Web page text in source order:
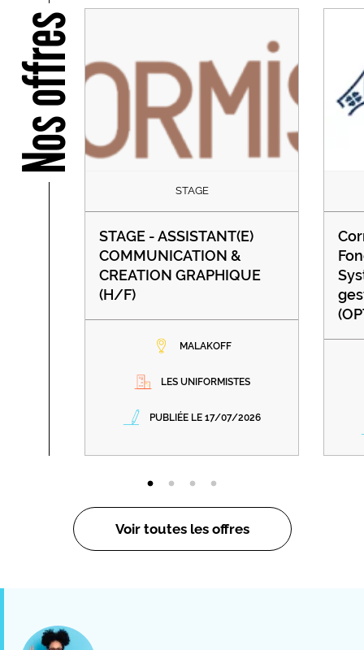
Nos offres
STAGE
STAGE - ASSISTANT(E)
COMMUNICATION &
CREATION GRAPHIQUE
(H/F)
MALAKOFF
LES UNIFORMISTES
PUBLIÉE LE 17/07/2026
Voir toutes les offres